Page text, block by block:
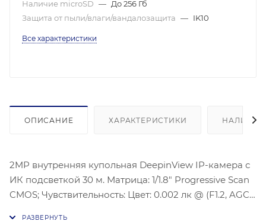
Наличие microSD — До 256 Гб
Защита от пыли/влаги/вандалозащита — IK10
Все характеристики
ОПИСАНИЕ ХАРАКТЕРИСТИКИ НАЛИЧИЕ
2MP внутренняя купольная DeepinView IP-камера с
ИК подсветкой 30 м. Матрица: 1/1.8″ Progressive Scan
CMOS; Чувствительность: Цвет: 0.002 лк @ (F1.2, AGC